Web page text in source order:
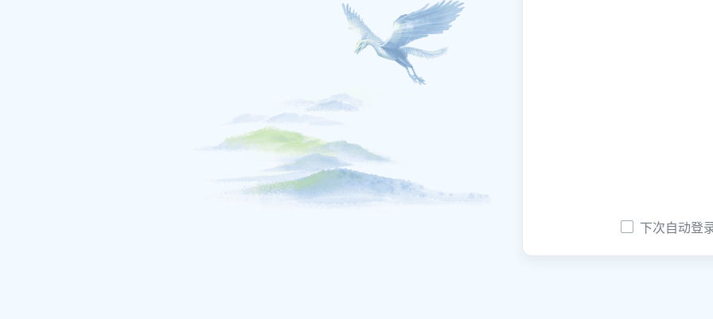
下次自动登